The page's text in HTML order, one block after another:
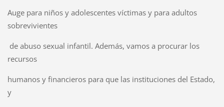
Auge para niños y adolescentes víctimas y para adultos
sobrevivientes
de abuso sexual infantil. Además, vamos a procurar los
recursos
humanos y financieros para que las instituciones del Estado,
y